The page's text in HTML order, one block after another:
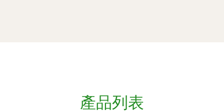
產品列表